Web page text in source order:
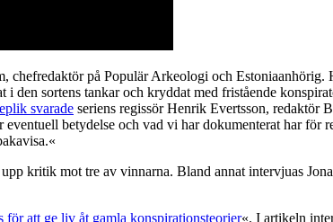
chefredaktör på Populär Arkeologi och
den sortens tankar och kryddat med fristående
svarade seriens regissör Henrik Evertsson, redaktör
betydelse och vad vi har dokumenterat har för
kritik mot tre av vinnarna. Bland annat intervjuas
att ge liv åt gamla konspirationsteorier«. I artikeln